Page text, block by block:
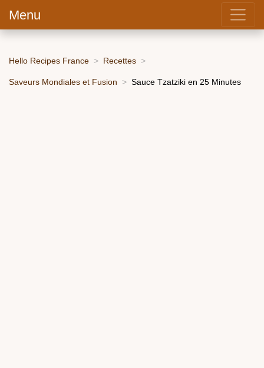
Menu
Hello Recipes France Recettes
Saveurs Mondiales et Fusion Sauce Tzatziki en 25 Minutes